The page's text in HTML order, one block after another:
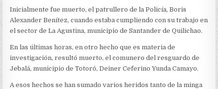
Inicialmente fue muerto, el patrullero de la Policía, Boris
Alexander Benítez, cuando estaba cumpliendo con su trabajo en
el sector de La Agustina, municipio de Santander de Quilichao.
En las últimas horas, en otro hecho que es materia de
investigación, resultó muerto, el comunero del resguardo de
Jebalá, municipio de Totoró, Deiner Ceferino Yunda Camayo.
A esos hechos se han sumado varios heridos tanto de la minga